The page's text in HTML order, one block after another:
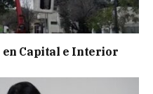
en Capital e Interior